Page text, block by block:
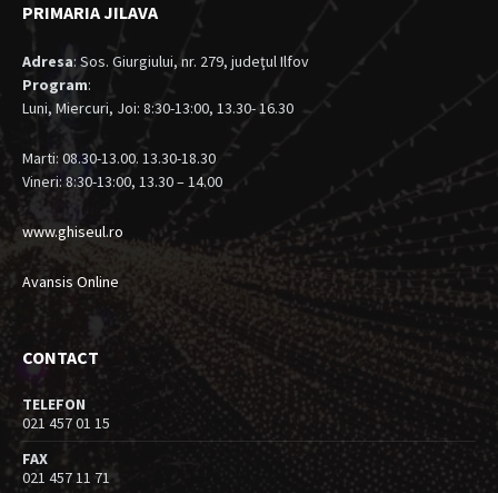
PRIMARIA JILAVA
Adresa: Sos. Giurgiului, nr. 279, judeţul Ilfov
Program:
Luni, Miercuri, Joi: 8:30-13:00, 13.30- 16.30
Marti: 08.30-13.00. 13.30-18.30
Vineri: 8:30-13:00, 13.30 – 14.00
www.ghiseul.ro
Avansis Online
CONTACT
TELEFON
021 457 01 15
FAX
021 457 11 71